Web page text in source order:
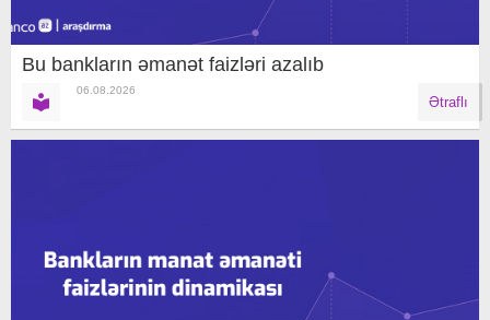
Bu bankların əmanət faizləri azalıb
06.08.2026
Ətraflı